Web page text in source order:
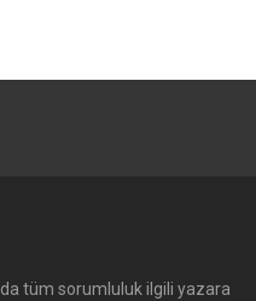
tüm sorumluluk ilgili yazara